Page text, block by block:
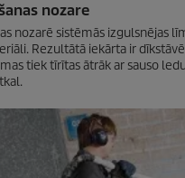
nozare
nozarē sistēmās izgulsnējas
Rezultātā iekārta ir
tiek tīrītas ātrāk ar sauso